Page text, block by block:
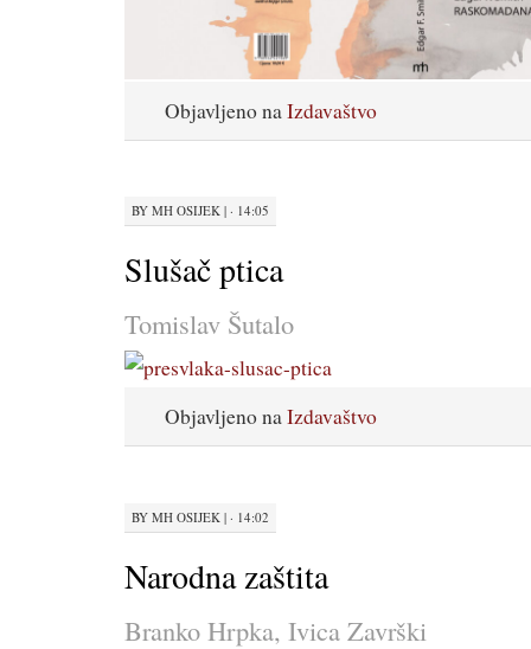
Objavljeno naIzdavaštvo
BY MH OSIJEK | · 14:05
Slušač ptica
Tomislav Šutalo
Objavljeno naIzdavaštvo
BY MH OSIJEK | · 14:02
Narodna zaštita
Branko Hrpka, Ivica Završki